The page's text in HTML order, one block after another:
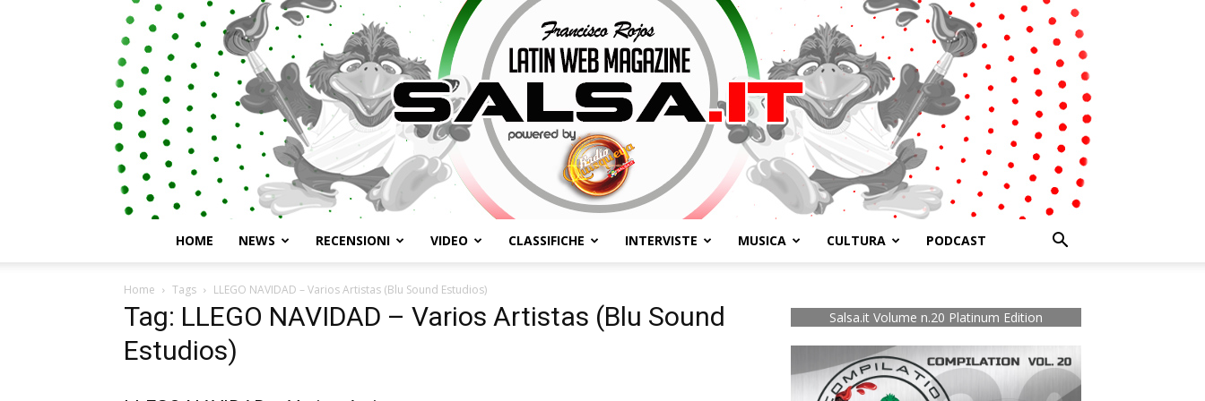
HOME NEWS RECENSIONI VIDEO CLASSIFICHE INTERVISTE MUSICA CULTURA PODCAST
Home Tags LLEGO NAVIDAD – Varios Artistas (Blu Sound Estudios)
Tag: LLEGO NAVIDAD – Varios Artistas (Blu Sound
Estudios)
Salsa.it Volume n.20 Platinum Edition